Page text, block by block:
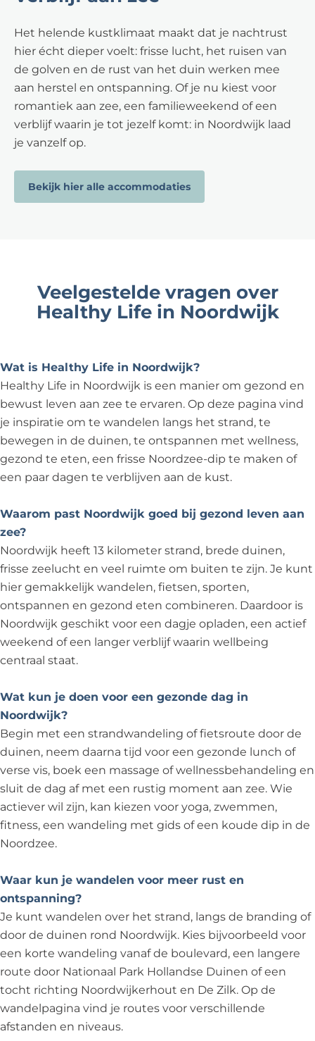
Het helende kustklimaat maakt dat je nachtrust
hier écht dieper voelt: frisse lucht, het ruisen van
de golven en de rust van het duin werken mee
aan herstel en ontspanning. Of je nu kiest voor
romantiek aan zee, een familieweekend of een
verblijf waarin je tot jezelf komt: in Noordwijk laad
je vanzelf op.
Bekijk hier alle accommodaties
Veelgestelde vragen over
Healthy Life in Noordwijk
Wat is Healthy Life in Noordwijk?
Healthy Life in Noordwijk is een manier om gezond en
bewust leven aan zee te ervaren. Op deze pagina vind
je inspiratie om te wandelen langs het strand, te
bewegen in de duinen, te ontspannen met wellness,
gezond te eten, een frisse Noordzee-dip te maken of
een paar dagen te verblijven aan de kust.
Waarom past Noordwijk goed bij gezond leven aan
zee?
Noordwijk heeft 13 kilometer strand, brede duinen,
frisse zeelucht en veel ruimte om buiten te zijn. Je kunt
hier gemakkelijk wandelen, fietsen, sporten,
ontspannen en gezond eten combineren. Daardoor is
Noordwijk geschikt voor een dagje opladen, een actief
weekend of een langer verblijf waarin wellbeing
centraal staat.
Wat kun je doen voor een gezonde dag in
Noordwijk?
Begin met een strandwandeling of fietsroute door de
duinen, neem daarna tijd voor een gezonde lunch of
verse vis, boek een massage of wellnessbehandeling en
sluit de dag af met een rustig moment aan zee. Wie
actiever wil zijn, kan kiezen voor yoga, zwemmen,
fitness, een wandeling met gids of een koude dip in de
Noordzee.
Waar kun je wandelen voor meer rust en
ontspanning?
Je kunt wandelen over het strand, langs de branding of
door de duinen rond Noordwijk. Kies bijvoorbeeld voor
een korte wandeling vanaf de boulevard, een langere
route door Nationaal Park Hollandse Duinen of een
tocht richting Noordwijkerhout en De Zilk. Op de
wandelpagina vind je routes voor verschillende
afstanden en niveaus.